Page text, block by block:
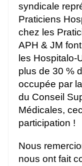
syndicale
Praticiens
chez les
APH & JM
les Hospitalo-
plus de 30 %
occupée par
du Conseil
Médicales,
participation !
Nous
nous ont fait